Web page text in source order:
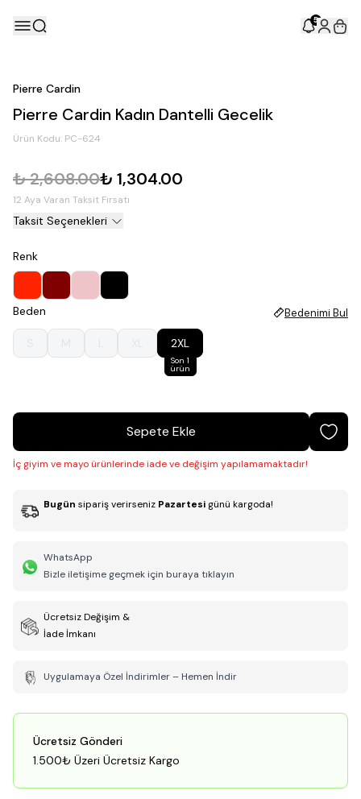
5
Pierre Cardin
Pierre Cardin Kadın Dantelli Gecelik
Ürün Kodu: PC-624
₺ 2,608.00₺ 1,304.00
12 Aya Varan Taksit Fırsatı
Taksit Seçenekleri
Renk
Beden Bedenimi Bul
2XL
Son 1
ürün
Sepete Ekle
İç giyim ve mayo ürünlerinde iade ve değişim yapılamamaktadır!
Bugün sipariş verirseniz Pazartesi günü kargoda!
WhatsApp
Bizle iletişime geçmek için buraya tıklayın
Ücretsiz Değişim &
İade İmkanı
Uygulamaya Özel İndirimler – Hemen İndir
Ücretsiz Gönderi
1.500₺ Üzeri Ücretsiz Kargo